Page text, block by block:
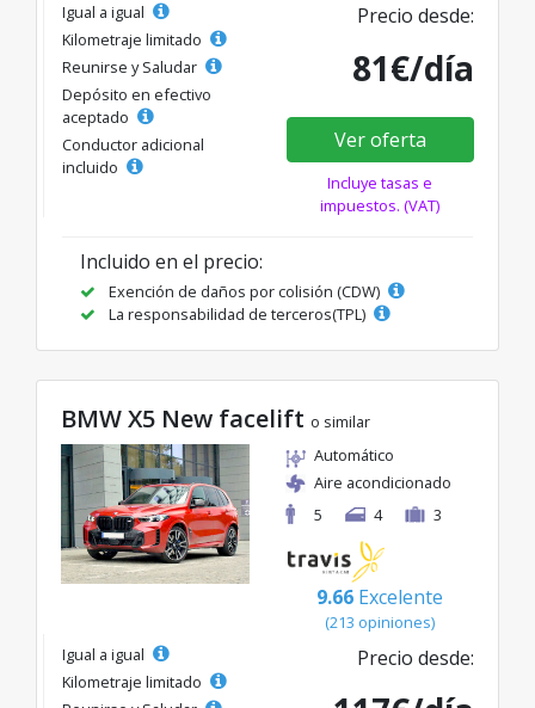
Igual a igual
Kilometraje limitado
Reunirse y Saludar
Depósito en efectivo
aceptado
Conductor adicional
incluido
Precio desde:
81€/día
Ver oferta
Incluye tasas e
impuestos. (VAT)
Incluido en el precio:
Exención de daños por colisión (CDW)
La responsabilidad de terceros(TPL)
BMW X5 New facelift o similar
Automático
Aire acondicionado
5
4 3
9.66 Excelente
(213 opiniones)
Igual a igual
Kilometraje limitado
Precio desde: